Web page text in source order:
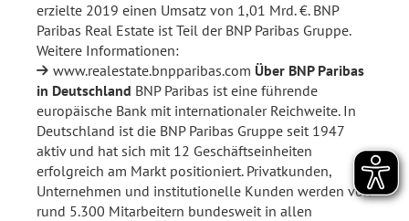
erzielte 2019 einen Umsatz von 1,01 Mrd. €. BNP
Paribas Real Estate ist Teil der BNP Paribas Gruppe.
Weitere Informationen:
www.realestate.bnpparibas.com Über BNP Paribas
in Deutschland BNP Paribas ist eine führende
europäische Bank mit internationaler Reichweite. In
Deutschland ist die BNP Paribas Gruppe seit 1947
aktiv und hat sich mit 12 Geschäftseinheiten
erfolgreich am Markt positioniert. Privatkunden,
Unternehmen und institutionelle Kunden werden von
rund 5.300 Mitarbeitern bundesweit in allen